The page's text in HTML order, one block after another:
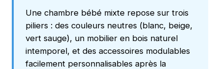
Une chambre bébé mixte repose sur trois
piliers : des couleurs neutres (blanc, beige,
vert sauge), un mobilier en bois naturel
intemporel, et des accessoires modulables
facilement personnalisables après la